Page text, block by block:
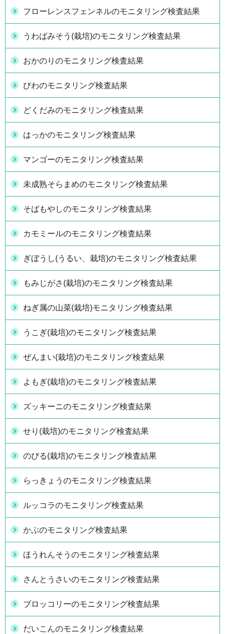
フローレンスフェンネルのモニタリング検査結果
うわばみそう(栽培)のモニタリング検査結果
おかのりのモニタリング検査結果
びわのモニタリング検査結果
どくだみのモニタリング検査結果
はっかのモニタリング検査結果
マンゴーのモニタリング検査結果
未成熟そらまめのモニタリング検査結果
そばもやしのモニタリング検査結果
カモミールのモニタリング検査結果
ぎぼうし(うるい、栽培)のモニタリング検査結果
もみじがさ(栽培)のモニタリング検査結果
ねぎ属の山菜(栽培)モニタリング検査結果
うこぎ(栽培)のモニタリング検査結果
ぜんまい(栽培)のモニタリング検査結果
よもぎ(栽培)のモニタリング検査結果
ズッキーニのモニタリング検査結果
せり(栽培)のモニタリング検査結果
のびる(栽培)のモニタリング検査結果
らっきょうのモニタリング検査結果
ルッコラのモニタリング検査結果
かぶのモニタリング検査結果
ほうれんそうのモニタリング検査結果
さんとうさいのモニタリング検査結果
ブロッコリーのモニタリング検査結果
だいこんのモニタリング検査結果